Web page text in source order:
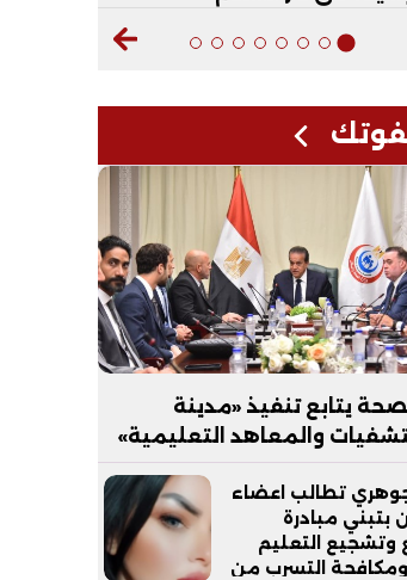
يتابع تنفيذ «مدينة
والمعاهد التعليمية»
الجديدة
تطالب اعضاء
بتبني مبادرة
وتشجيع التعليم
ومكافحة التسرب من